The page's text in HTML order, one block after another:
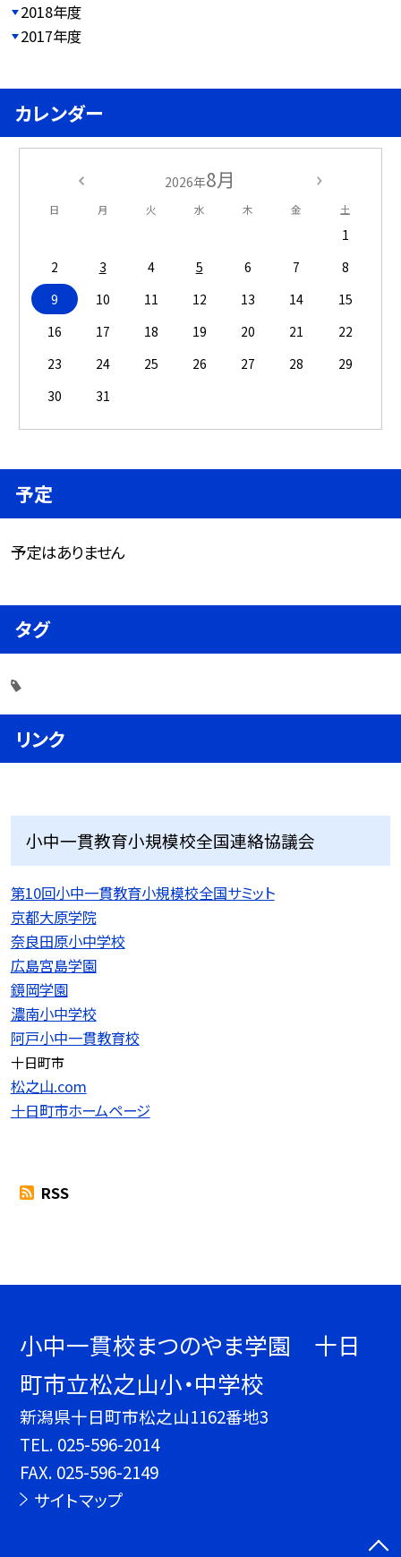
2018年度
2017年度
カレンダー
2026年8月
日 月 火 水 木 金 土
1
2
3 4 5 6 7
8
9
10 11 12 13 14
15
16
17 18 19 20 21
22
23
24 25 26 27 28
29
30
31
予定
予定はありません
タグ
リンク
小中一貫教育小規模校全国連絡協議会
第10回小中一貫教育小規模校全国サミット
京都大原学院
奈良田原小中学校
広島宮島学園
鏡岡学園
濃南小中学校
阿戸小中一貫教育校
十日町市
松之山.com
十日町市ホームページ
RSS
小中一貫校まつのやま学園 十日
町市立松之山小・中学校
新潟県十日町市松之山1162番地3
TEL. 025-596-2014
FAX. 025-596-2149
サイトマップ